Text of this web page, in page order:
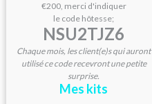
€200, merci d'indiquer
le code hôtesse;
NSU2TJZ6
Chaque mois, les client(e)s qui auront
utilisé ce code recevront une petite
surprise.
Mes kits